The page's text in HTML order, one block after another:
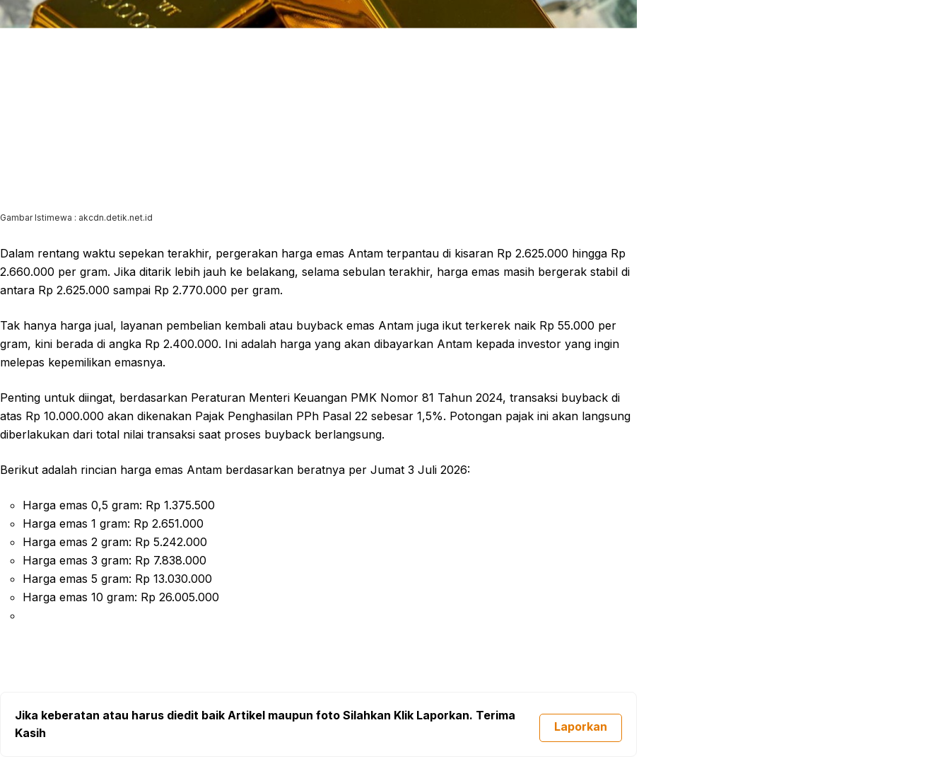
Gambar Istimewa : akcdn.detik.net.id
Dalam rentang waktu sepekan terakhir, pergerakan harga emas Antam terpantau di kisaran Rp 2.625.000 hingga Rp
2.660.000 per gram. Jika ditarik lebih jauh ke belakang, selama sebulan terakhir, harga emas masih bergerak stabil di
antara Rp 2.625.000 sampai Rp 2.770.000 per gram.
Tak hanya harga jual, layanan pembelian kembali atau buyback emas Antam juga ikut terkerek naik Rp 55.000 per
gram, kini berada di angka Rp 2.400.000. Ini adalah harga yang akan dibayarkan Antam kepada investor yang ingin
melepas kepemilikan emasnya.
Penting untuk diingat, berdasarkan Peraturan Menteri Keuangan PMK Nomor 81 Tahun 2024, transaksi buyback di
atas Rp 10.000.000 akan dikenakan Pajak Penghasilan PPh Pasal 22 sebesar 1,5%. Potongan pajak ini akan langsung
diberlakukan dari total nilai transaksi saat proses buyback berlangsung.
Berikut adalah rincian harga emas Antam berdasarkan beratnya per Jumat 3 Juli 2026:
Harga emas 0,5 gram: Rp 1.375.500
Harga emas 1 gram: Rp 2.651.000
Harga emas 2 gram: Rp 5.242.000
Harga emas 3 gram: Rp 7.838.000
Harga emas 5 gram: Rp 13.030.000
Harga emas 10 gram: Rp 26.005.000
Jika keberatan atau harus diedit baik Artikel maupun foto Silahkan Klik Laporkan. Terima
Kasih
Laporkan